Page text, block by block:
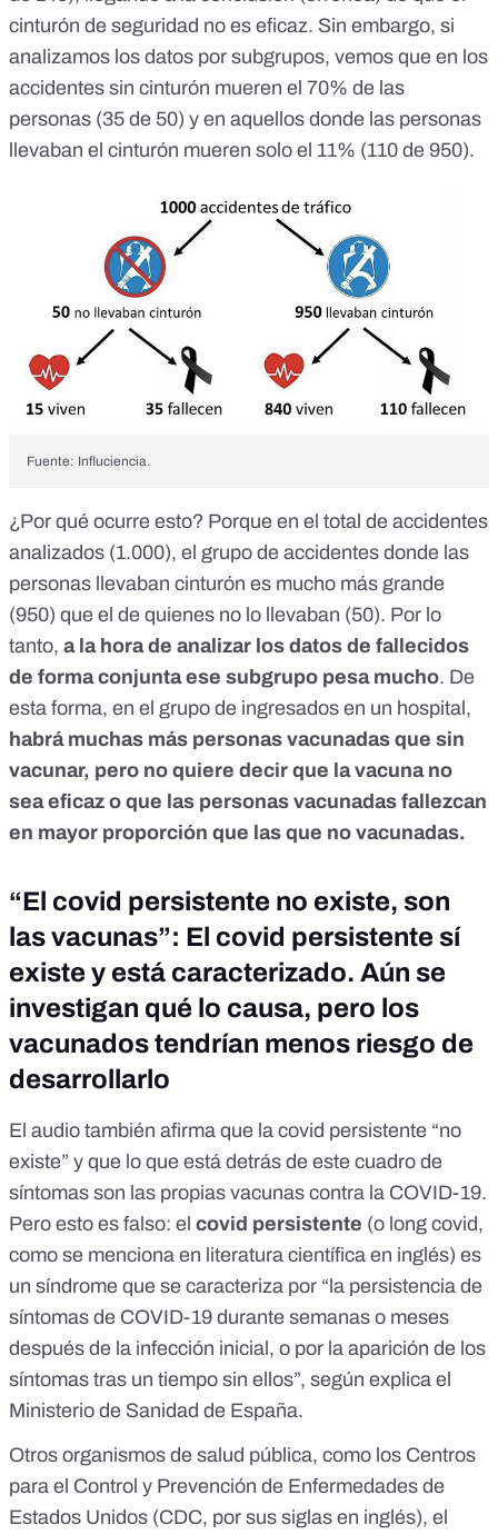
cinturón de seguridad no es eficaz. Sin embargo, si
analizamos los datos por subgrupos, vemos que en los
accidentes sin cinturón mueren el 70% de las
personas (35 de 50) y en aquellos donde las personas
llevaban el cinturón mueren solo el 11% (110 de 950).
Fuente: Influciencia.
¿Por qué ocurre esto? Porque en el total de accidentes
analizados (1.000), el grupo de accidentes donde las
personas llevaban cinturón es mucho más grande
(950) que el de quienes no lo llevaban (50). Por lo
tanto, a la hora de analizar los datos de fallecidos
de forma conjunta ese subgrupo pesa mucho. De
esta forma, en el grupo de ingresados en un hospital,
habrá muchas más personas vacunadas que sin
vacunar, pero no quiere decir que la vacuna no
sea eficaz o que las personas vacunadas fallezcan
en mayor proporción que las que no vacunadas.
“El covid persistente no existe, son
las vacunas”: El covid persistente sí
existe y está caracterizado. Aún se
investigan qué lo causa, pero los
vacunados tendrían menos riesgo de
desarrollarlo
El audio también afirma que la covid persistente “no
existe” y que lo que está detrás de este cuadro de
síntomas son las propias vacunas contra la COVID-19.
Pero esto es falso: el covid persistente (o long covid,
como se menciona en literatura científica en inglés) es
un síndrome que se caracteriza por “la persistencia de
síntomas de COVID-19 durante semanas o meses
después de la infección inicial, o por la aparición de los
síntomas tras un tiempo sin ellos”, según explica el
Ministerio de Sanidad de España.
Otros organismos de salud pública, como los Centros
para el Control y Prevención de Enfermedades de
Estados Unidos (CDC, por sus siglas en inglés), el